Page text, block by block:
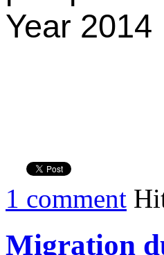
Year 2014
1 comment
Migration